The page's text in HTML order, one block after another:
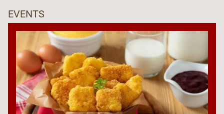
EVENTS